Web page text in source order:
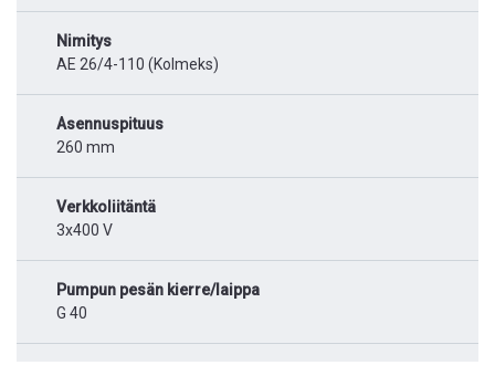
Nimitys
AE 26/4-110 (Kolmeks)
Asennuspituus
260 mm
Verkkoliitäntä
3x400 V
Pumpun pesän kierre/laippa
G 40